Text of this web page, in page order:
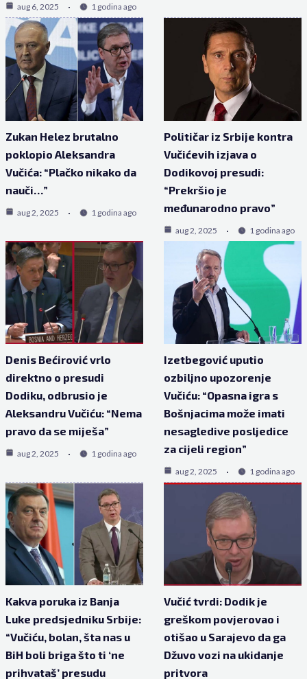
aug 6, 2025 1 godina ago
Zukan Helez brutalno
poklopio Aleksandra
Vučića: “Plačko nikako da
nauči…”
aug 2, 2025 1 godina ago
Političar iz Srbije kontra
Vučićevih izjava o
Dodikovoj presudi:
“Prekršio je
međunarodno pravo”
aug 2, 2025 1 godina ago
Denis Bećirović vrlo
direktno o presudi
Dodiku, odbrusio je
Aleksandru Vučiću: “Nema
pravo da se miješa”
aug 2, 2025 1 godina ago
Izetbegović uputio
ozbiljno upozorenje
Vučiću: “Opasna igra s
Bošnjacima može imati
nesagledive posljedice
za cijeli region”
aug 2, 2025 1 godina ago
Kakva poruka iz Banja
Luke predsjedniku Srbije:
“Vučiću, bolan, šta nas u
BiH boli briga što ti ‘ne
prihvataš’ presudu
Vučić tvrdi: Dodik je
greškom povjerovao i
otišao u Sarajevo da ga
Džuvo vozi na ukidanje
pritvora